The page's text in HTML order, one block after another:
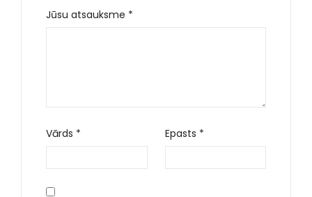
Jūsu atsauksme *
Vārds * Epasts *